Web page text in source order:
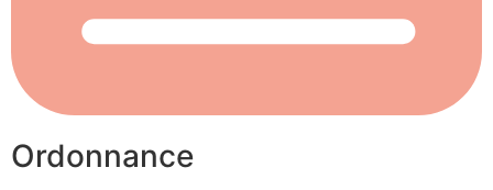
Ordonnance